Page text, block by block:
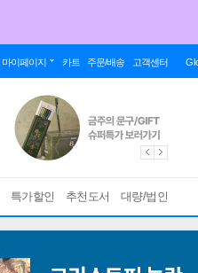
마이페이지 카트 주문/배송 고객센터
특가할인 추천도서 대량/법인